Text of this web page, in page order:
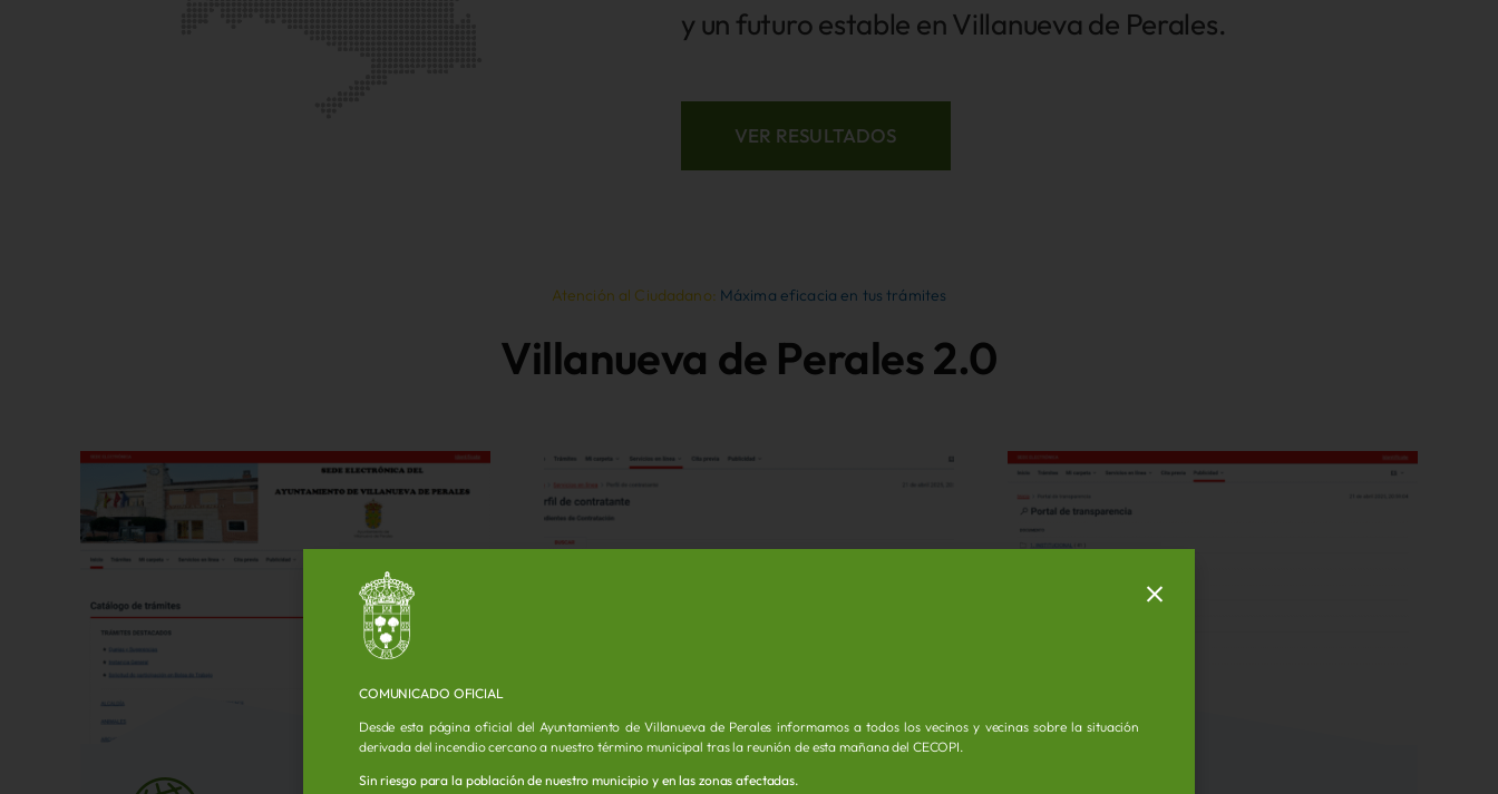
y un futuro estable en Villanueva de Perales.
VER RESULTADOS
Atención al Ciudadano: Máxima eficacia en tus trámites
Villanueva de Perales 2.0
COMUNICADO OFICIAL
Desde esta página oficial del Ayuntamiento de Villanueva de Perales informamos a todos los vecinos y vecinas sobre la situación
derivada del incendio cercano a nuestro término municipal tras la reunión de esta mañana del CECOPI.
Sin riesgo para la población de nuestro municipio y en las zonas afectadas.